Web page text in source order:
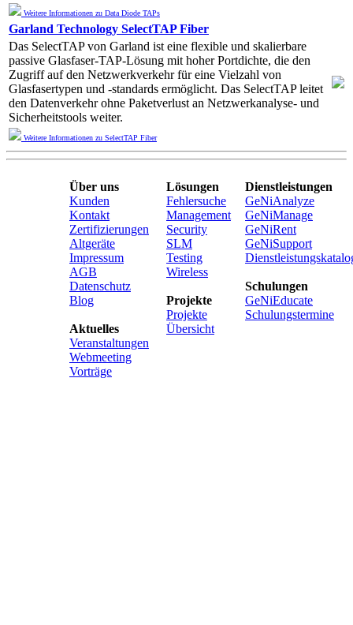
Weitere Informationen zu Data Diode TAPs
Garland Technology SelectTAP Fiber
Das SelectTAP von Garland ist eine flexible und skalierbare
passive Glasfaser-TAP-Lösung mit hoher Portdichte, die den
Zugriff auf den Netzwerkverkehr für eine Vielzahl von
Glasfasertypen und -standards ermöglicht. Das SelectTAP leitet
den Datenverkehr ohne Paketverlust an Netzwerkanalyse- und
Sicherheitstools weiter.
Weitere Informationen zu SelectTAP Fiber
Über uns
Kunden
Kontakt
Zertifizierungen
Altgeräte
Impressum
AGB
Datenschutz
Blog
Aktuelles
Veranstaltungen
Webmeeting
Vorträge
Lösungen
Fehlersuche
Management
Security
SLM
Testing
Wireless
Projekte
Projekte
Übersicht
Dienstleistungen
GeNiAnalyze
GeNiManage
GeNiRent
GeNiSupport
Schulungen
GeNiEducate
Schulungstermine